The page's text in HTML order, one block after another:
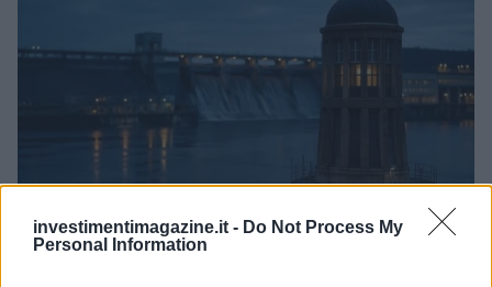
investimentimagazine.it - Do Not Process My
Personal Information